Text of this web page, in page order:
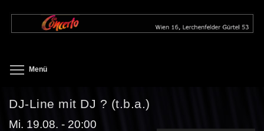
zum
Menü
DJ-Line mit DJ ? (t.b.a.)
Mi. 19.08. - 20:00